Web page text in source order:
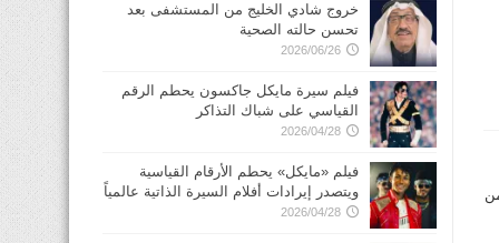
خروج شادي الخليج من المستشفى بعد
تحسن حالته الصحية
2026/06/26
فيلم سيرة مايكل جاكسون يحطم الرقم
القياسي على شباك التذاكر
2026/04/28
فيلم «مايكل» يحطم الأرقام القياسية
ويتصدر إيرادات أفلام السيرة الذاتية عالمياً
2026/04/28